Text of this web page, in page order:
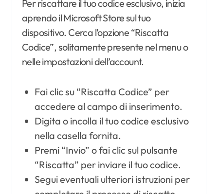
Per riscattare il tuo codice esclusivo, inizia
aprendo il Microsoft Store sul tuo
dispositivo. Cerca l’opzione “Riscatta
Codice”, solitamente presente nel menu o
nelle impostazioni dell’account.
Fai clic su “Riscatta Codice” per
accedere al campo di inserimento.
Digita o incolla il tuo codice esclusivo
nella casella fornita.
Premi “Invio” o fai clic sul pulsante
“Riscatta” per inviare il tuo codice.
Segui eventuali ulteriori istruzioni per